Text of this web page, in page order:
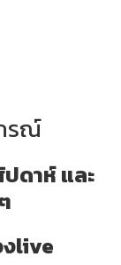
รณ์
ดาห์ และ
งlive